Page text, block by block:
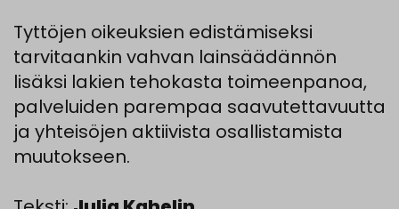
Tyttöjen oikeuksien edistämiseksi
tarvitaankin vahvan lainsäädännön
lisäksi lakien tehokasta toimeenpanoa,
palveluiden parempaa saavutettavuutta
ja yhteisöjen aktiivista osallistamista
muutokseen.